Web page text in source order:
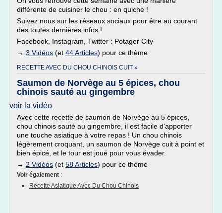
différente de cuisiner le chou : en quiche !
Suivez nous sur les réseaux sociaux pour être au courant
des toutes dernières infos !
Facebook, Instagram, Twitter : Potager City
→ 3 Vidéos (et 44 Articles) pour ce thème
RECETTE AVEC DU CHOU CHINOIS CUIT »
Saumon de Norvège au 5 épices, chou
chinois sauté au gingembre
voir la vidéo
Avec cette recette de saumon de Norvège au 5 épices,
chou chinois sauté au gingembre, il est facile d'apporter
une touche asiatique à votre repas ! Un chou chinois
légèrement croquant, un saumon de Norvège cuit à point et
bien épicé, et le tour est joué pour vous évader.
→ 2 Vidéos (et 58 Articles) pour ce thème
Voir également :
Recette Asiatique Avec Du Chou Chinois